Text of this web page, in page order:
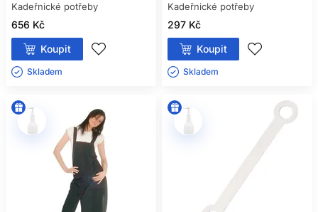
Kadeřnické potřeby
656 Kč
Koupit
Skladem ㅤ
Kadeřnické potřeby
297 Kč
Koupit
Skladem ㅤ